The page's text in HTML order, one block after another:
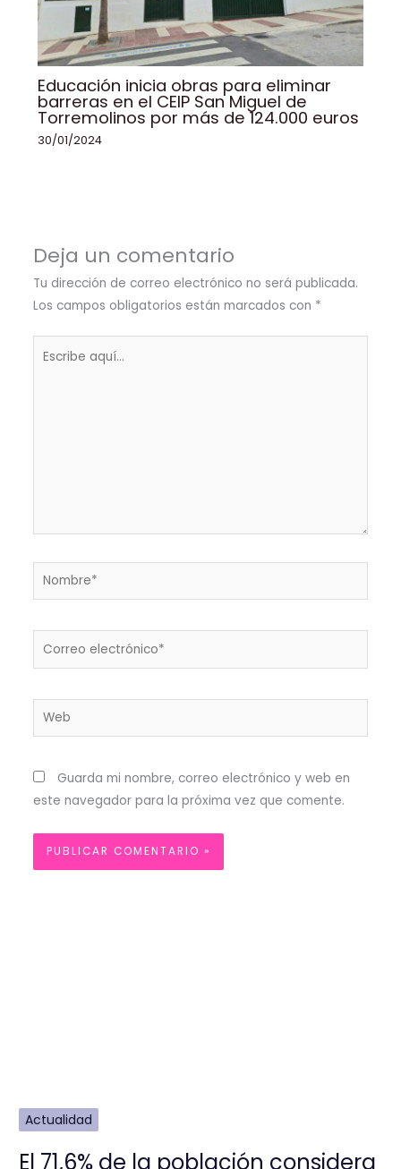
Educación inicia obras para eliminar
barreras en el CEIP San Miguel de
Torremolinos por más de 124.000 euros
30/01/2024
Deja un comentario
Tu dirección de correo electrónico no será publicada.
Los campos obligatorios están marcados con *
Nombre*
Correo
Web
Guarda mi nombre, correo electrónico y web en
este navegador para la próxima vez que comente.
Actualidad
El 71,6% de la población considera